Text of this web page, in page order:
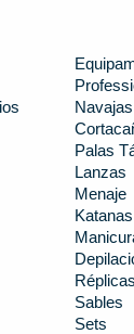
Palas
Lanzas
Menaje
Katanas
Sables
Sets